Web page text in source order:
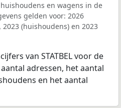
en wagens in de
gelden voor: 2026
(huishoudens) en 2023
van STATBEL voor de
adressen, het aantal
en het aantal